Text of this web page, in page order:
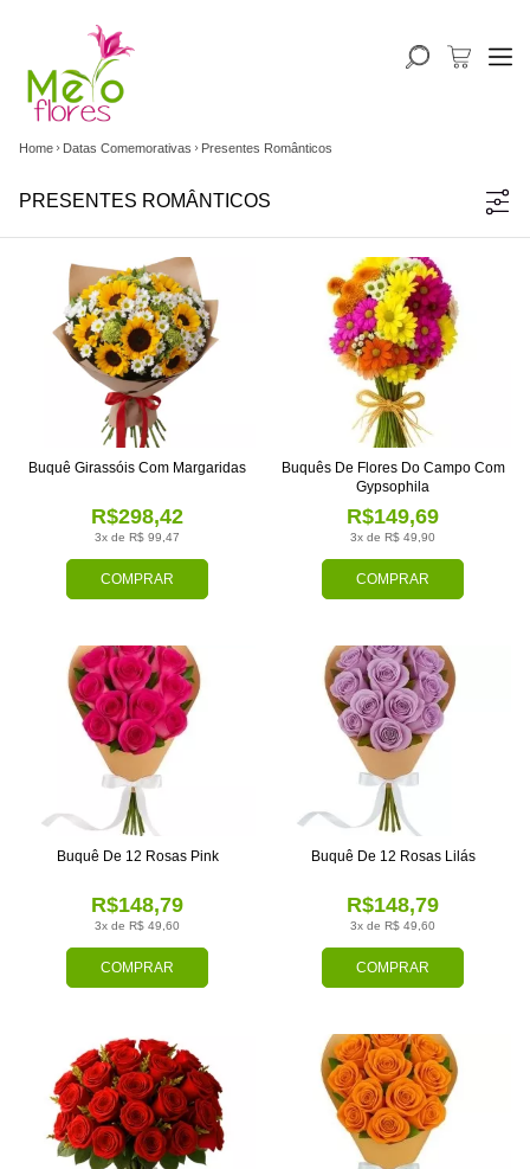
Home Datas Comemorativas Presentes Românticos
PRESENTES ROMÂNTICOS
COMPRAR
3x de R$ 99,47
R$298,42
Buquê Girassóis Com Margaridas
COMPRAR
3x de R$ 49,90
R$149,69
Buquês De Flores Do Campo Com
Gypsophila
COMPRAR
3x de R$ 49,60
R$148,79
Buquê De 12 Rosas Pink
COMPRAR
3x de R$ 49,60
R$148,79
Buquê De 12 Rosas Lilás